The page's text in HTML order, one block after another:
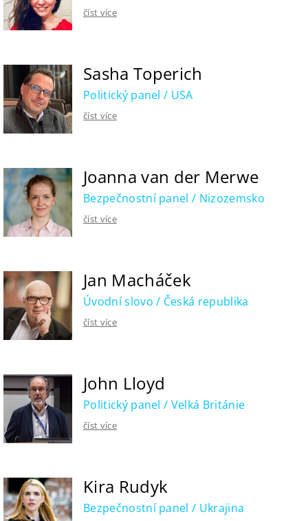
číst více
Sasha Toperich
Politický panel / USA
číst více
Joanna van der Merwe
Bezpečnostní panel / Nizozemsko
číst více
Jan Macháček
Úvodní slovo / Česká republika
číst více
John Lloyd
Politický panel / Velká Británie
číst více
Kira Rudyk
Bezpečnostní panel / Ukrajina